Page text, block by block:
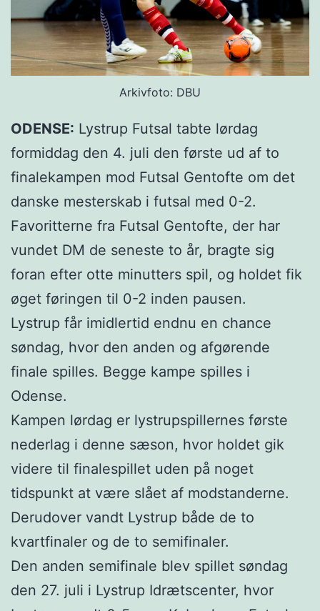
Arkivfoto: DBU
ODENSE: Lystrup Futsal tabte lørdag
formiddag den 4. juli den første ud af to
finalekampen mod Futsal Gentofte om det
danske mesterskab i futsal med 0-2.
Favoritterne fra Futsal Gentofte, der har
vundet DM de seneste to år, bragte sig
foran efter otte minutters spil, og holdet fik
øget føringen til 0-2 inden pausen.
Lystrup får imidlertid endnu en chance
søndag, hvor den anden og afgørende
finale spilles. Begge kampe spilles i
Odense.
Kampen lørdag er lystrupspillernes første
nederlag i denne sæson, hvor holdet gik
videre til finalespillet uden på noget
tidspunkt at være slået af modstanderne.
Derudover vandt Lystrup både de to
kvartfinaler og de to semifinaler.
Den anden semifinale blev spillet søndag
den 27. juli i Lystrup Idrætscenter, hvor